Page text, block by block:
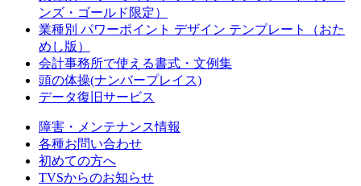
ンズ・ゴールド限定）
業種別 パワーポイント デザイン テンプレート（おた
めし版）
会計事務所で使える書式・文例集
頭の体操(ナンバープレイス)
データ復旧サービス
障害・メンテナンス情報
各種お問い合わせ
初めての方へ
TVSからのお知らせ